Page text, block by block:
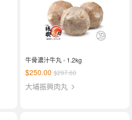
牛骨濃汁牛丸 - 1.2kg
$250.00 $297.60
大埔振興肉丸